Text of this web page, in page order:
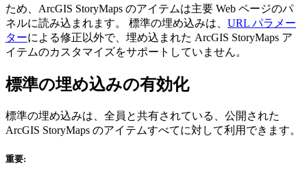
ため、ArcGIS StoryMaps のアイテムは主要 Web ページのパ
ネルに読み込まれます。 標準の埋め込みは、 URL パラメー
ターによる修正以外で、埋め込まれた ArcGIS StoryMaps ア
イテムのカスタマイズをサポートしていません。
標準の埋め込みの有効化
標準の埋め込みは、全員と共有されている、公開された
ArcGIS StoryMaps のアイテムすべてに対して利用できます。
重要: